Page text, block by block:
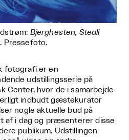
Bjerghesten, Steall
Pressefoto.
fotografi er en
udstillingsserie på
Center, hvor de i samarbejde
indbudt gæstekurator
nogle aktuelle bud på
af i dag og præsenterer disse
publikum. Udstillingen